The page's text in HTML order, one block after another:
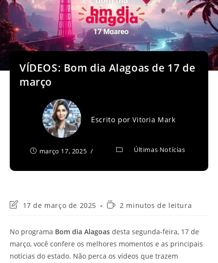
VÍDEOS: Bom dia Alagoas de 17 de
março
Escrito porVitoria Mark
março 17, 2025 Últimas Notícias
Última
post:
17 de março de 2025
Tempo2 minutos de leitura
No programa Bom dia Alagoas desta segunda-feira, 17 de
março, você confere os melhores momentos e as principais
notícias do estado. Não perca os vídeos que trazem